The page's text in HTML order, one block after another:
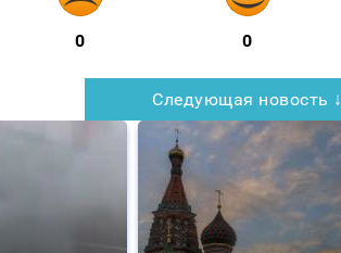
0 0
Следующая новость ↓